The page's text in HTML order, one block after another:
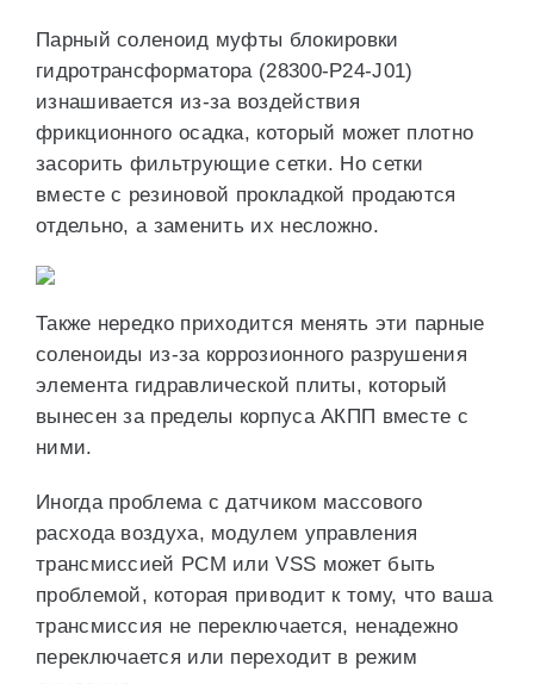
Парный соленоид муфты блокировки
гидротрансформатора (28300-P24-J01)
изнашивается из-за воздействия
фрикционного осадка, который может плотно
засорить фильтрующие сетки. Но сетки
вместе с резиновой прокладкой продаются
отдельно, а заменить их несложно.
Также нередко приходится менять эти парные
соленоиды из-за коррозионного разрушения
элемента гидравлической плиты, который
вынесен за пределы корпуса АКПП вместе с
ними.
Иногда проблема с датчиком массового
расхода воздуха, модулем управления
трансмиссией PCM или VSS может быть
проблемой, которая приводит к тому, что ваша
трансмиссия не переключается, ненадежно
переключается или переходит в режим